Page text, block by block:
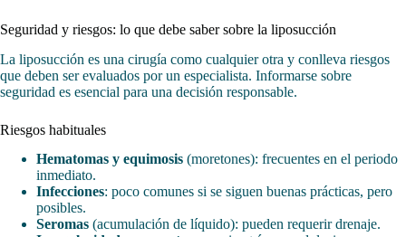
Seguridad y riesgos: lo que debe saber sobre la liposucción
La liposucción es una cirugía como cualquier otra y conlleva riesgos
que deben ser evaluados por un especialista. Informarse sobre
seguridad es esencial para una decisión responsable.
Riesgos habituales
Hematomas y equimosis (moretones): frecuentes en el periodo
inmediato.
Infecciones: poco comunes si se siguen buenas prácticas, pero
posibles.
Seromas (acumulación de líquido): pueden requerir drenaje.